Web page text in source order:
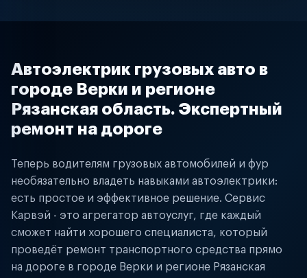
Автоэлектрик грузовых авто в
городе Верки и регионе
Рязанская область. Экспертный
ремонт на дороге
Теперь водителям грузовых автомобилей и фур
необязательно владеть навыками автоэлектрики:
есть простое и эффективное решение. Сервис
Карвэй - это агрегатор автоуслуг, где каждый
сможет найти хорошего специалиста, который
проведёт ремонт транспортного средства прямо
на дороге в городе Верки и регионе Рязанская